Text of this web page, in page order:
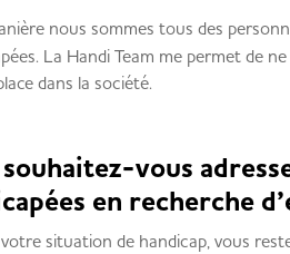
nous sommes tous des
La Handi Team me permet de
dans la société.
vous
en recherche
situation de handicap, vous